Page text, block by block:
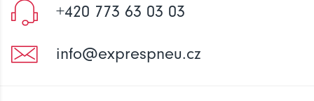
+420 773 63 03 03
info@exprespneu.cz